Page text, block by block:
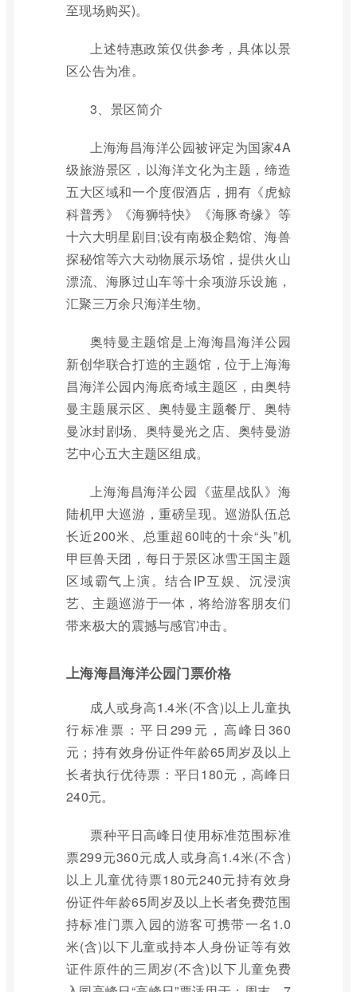
至现场购买)。
上述特惠政策仅供参考，具体以景
区公告为准。
3、景区简介
上海海昌海洋公园被评定为国家4A
级旅游景区，以海洋文化为主题，缔造
五大区域和一个度假酒店，拥有《虎鲸
科普秀》《海狮特快》《海豚奇缘》等
十六大明星剧目;设有南极企鹅馆、海兽
探秘馆等六大动物展示场馆，提供火山
漂流、海豚过山车等十余项游乐设施，
汇聚三万余只海洋生物。
奥特曼主题馆是上海海昌海洋公园
新创华联合打造的主题馆，位于上海海
昌海洋公园内海底奇域主题区，由奥特
曼主题展示区、奥特曼主题餐厅、奥特
曼冰封剧场、奥特曼光之店、奥特曼游
艺中心五大主题区组成。
上海海昌海洋公园《蓝星战队》海
陆机甲大巡游，重磅呈现。巡游队伍总
长近200米、总重超60吨的十余“头”机
甲巨兽天团，每日于景区冰雪王国主题
区域霸气上演。结合IP互娱、沉浸演
艺、主题巡游于一体，将给游客朋友们
带来极大的震撼与感官冲击。
上海海昌海洋公园门票价格
成人或身高1.4米(不含)以上儿童执
行标准票：平日299元，高峰日360
元；持有效身份证件年龄65周岁及以上
长者执行优待票：平日180元，高峰日
240元。
票种平日高峰日使用标准范围标准
票299元360元成人或身高1.4米(不含)
以上儿童优待票180元240元持有效身
份证件年龄65周岁及以上长者免费范围
持标准门票入园的游客可携带一名1.0
米(含)以下儿童或持本人身份证等有效
证件原件的三周岁(不含)以下儿童免费